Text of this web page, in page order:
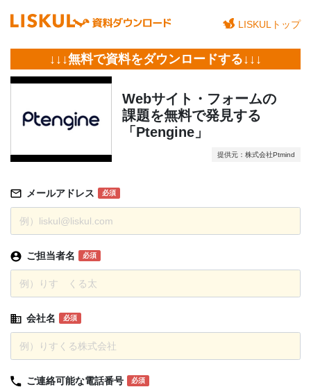
LISKULトップ
↓↓↓無料で資料をダウンロードする↓↓↓
Webサイト・フォームの
課題を無料で発見する
「Ptengine」
提供元：株式会社Ptmind
メールアドレス 必須
ご担当者名 必須
会社名 必須
ご連絡可能な電話番号 必須